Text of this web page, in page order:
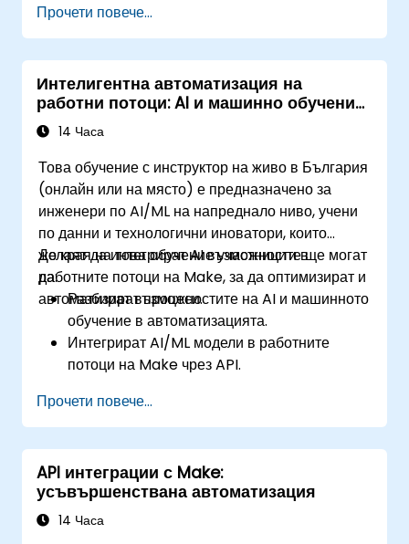
напреднали автоматизирани работни
потоци.
Да интегрират Zapier с проприетарни или
по-рядко срещани приложения.
Прочети повече...
Интелигентна автоматизация на
работни потоци: AI и машинно обучение
с Make14 Часа
Това обучение с инструктор на живо в България
(онлайн или на място) е предназначено за
инженери по AI/ML на напреднало ниво, учени
по данни и технологични иноватори, които
желаят да интегрират AI възможности в
работните потоци на Make, за да оптимизират и
автоматизират процеси.
До края на това обучение участниците ще могат
да:
Разбират възможностите на AI и машинното
обучение в автоматизацията.
Интегрират AI/ML модели в работните
потоци на Make чрез API.
предсказателно моделиране и вземане на
решения, базирано на данни.
Оптимизират и мащабират работни потоци
за автоматизация, задвижвани от AI.
Прочети повече...
API интеграции с Make:
усъвършенствана автоматизация
14 Часа